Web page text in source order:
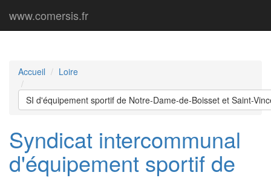
www.comersis.fr
Accueil Loire
SI d'équipement sportif de Notre-Dame-de-Boisset et Saint-
Syndicat intercommunal
d'équipement sportif de